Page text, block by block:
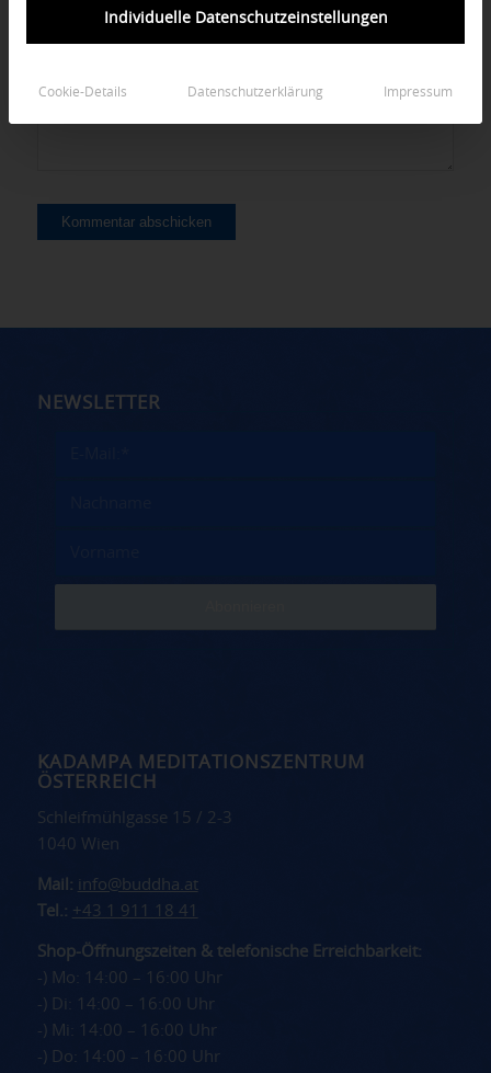
NEWSLETTER
KADAMPA MEDITATIONSZENTRUM
ÖSTERREICH
Schleifmühlgasse 15 / 2-3
1040 Wien
Mail: info@buddha.at
Tel.: +43 1 911 18 41
Shop-Öffnungszeiten & telefonische Erreichbarkeit:
-) Mo: 14:00 – 16:00 Uhr
-) Di: 14:00 – 16:00 Uhr
-) Mi: 14:00 – 16:00 Uhr
-) Do: 14:00 – 16:00 Uhr
Individuelle Datenschutzeinstellungen
Cookie-Details Datenschutzerklärung Impressum